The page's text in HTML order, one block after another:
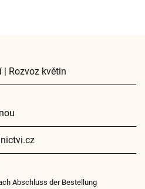
| Rozvoz květin
Abschluss der Bestellung